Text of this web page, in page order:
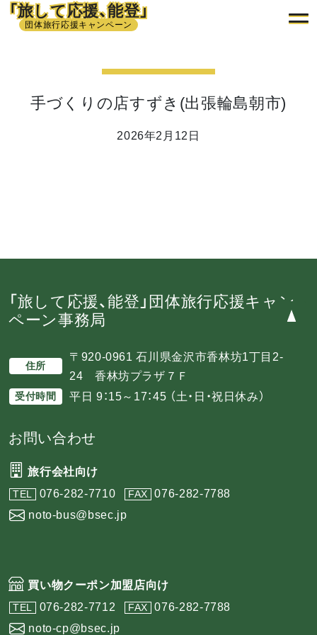
「旅して応援、能登」
団体旅行応援キャンペーン
手づくりの店すずき(出張輪島朝市)
2026年2月12日
「旅して応援、能登」団体旅行応援キャン
ペーン事務局
住所
〒920-0961 石川県金沢市香林坊1丁目2-
24 香林坊プラザ７Ｆ
受付時間 平日 9：15～17：45 （土・日・祝日休み）
お問い合わせ
旅行会社向け
TEL 076-282-7710 FAX
076-282-7788
noto-bus@bsec.jp
買い物クーポン加盟店向け
TEL 076-282-7712 FAX
076-282-7788
noto-cp@bsec.jp